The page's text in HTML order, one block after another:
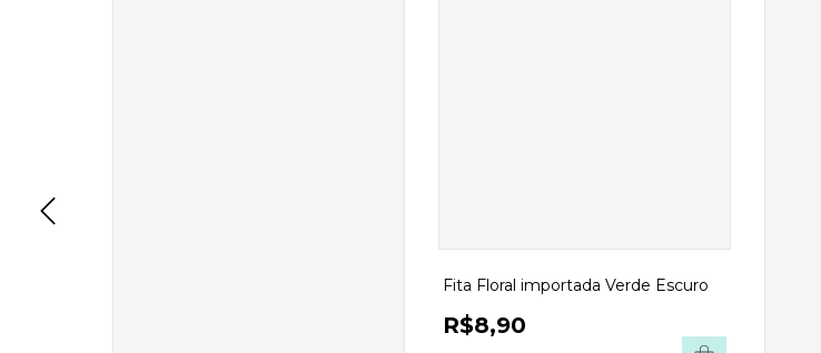
Fita Floral importada Verde Escuro
R$8,90